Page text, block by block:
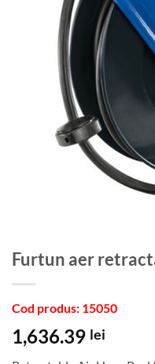
Furtun aer
Cod produs: 15050
1,636.39 lei